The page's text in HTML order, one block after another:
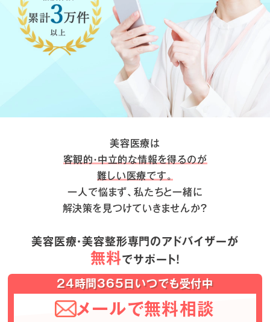
美容医療は
客観的・中立的な情報を得るのが
難しい医療です。
一人で悩まず、私たちと一緒に
解決策を見つけていきませんか？
美容医療・美容整形専門のアドバイザーが
無料でサポート！
24時間365日いつでも受付中
メールで無料相談